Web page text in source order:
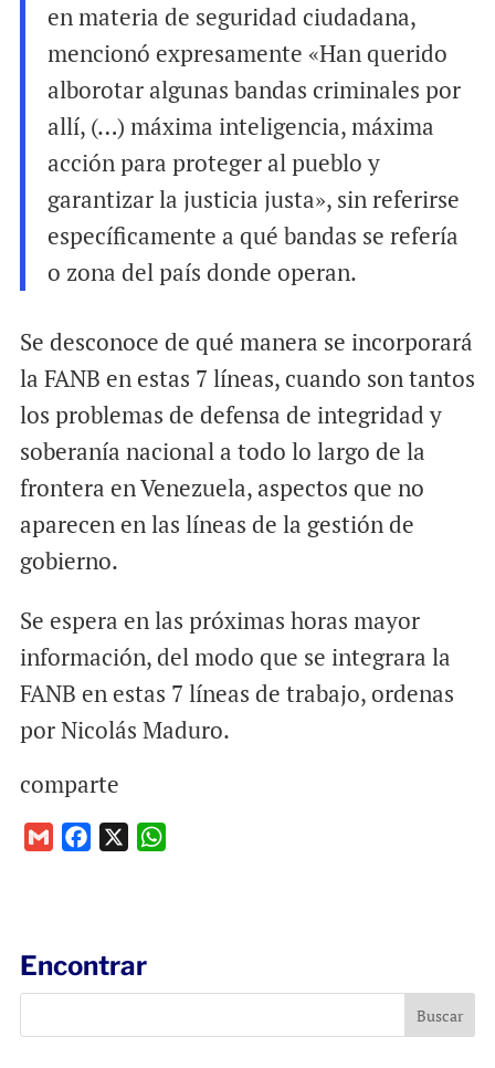
en materia de seguridad ciudadana,
mencionó expresamente «Han querido
alborotar algunas bandas criminales por
allí, (…) máxima inteligencia, máxima
acción para proteger al pueblo y
garantizar la justicia justa», sin referirse
específicamente a qué bandas se refería
o zona del país donde operan.
Se desconoce de qué manera se incorporará
la FANB en estas 7 líneas, cuando son tantos
los problemas de defensa de integridad y
soberanía nacional a todo lo largo de la
frontera en Venezuela, aspectos que no
aparecen en las líneas de la gestión de
gobierno.
Se espera en las próximas horas mayor
información, del modo que se integrara la
FANB en estas 7 líneas de trabajo, ordenas
por Nicolás Maduro.
comparte
o
k
p
Encontrar